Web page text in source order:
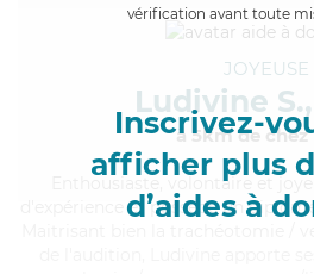
vérification avant toute
Inscrivez-
afficher plus
d’aides à
JOYEUSE
Ludivine S.,
à 5km de chez
, volontaire et
d'expérience et possède un